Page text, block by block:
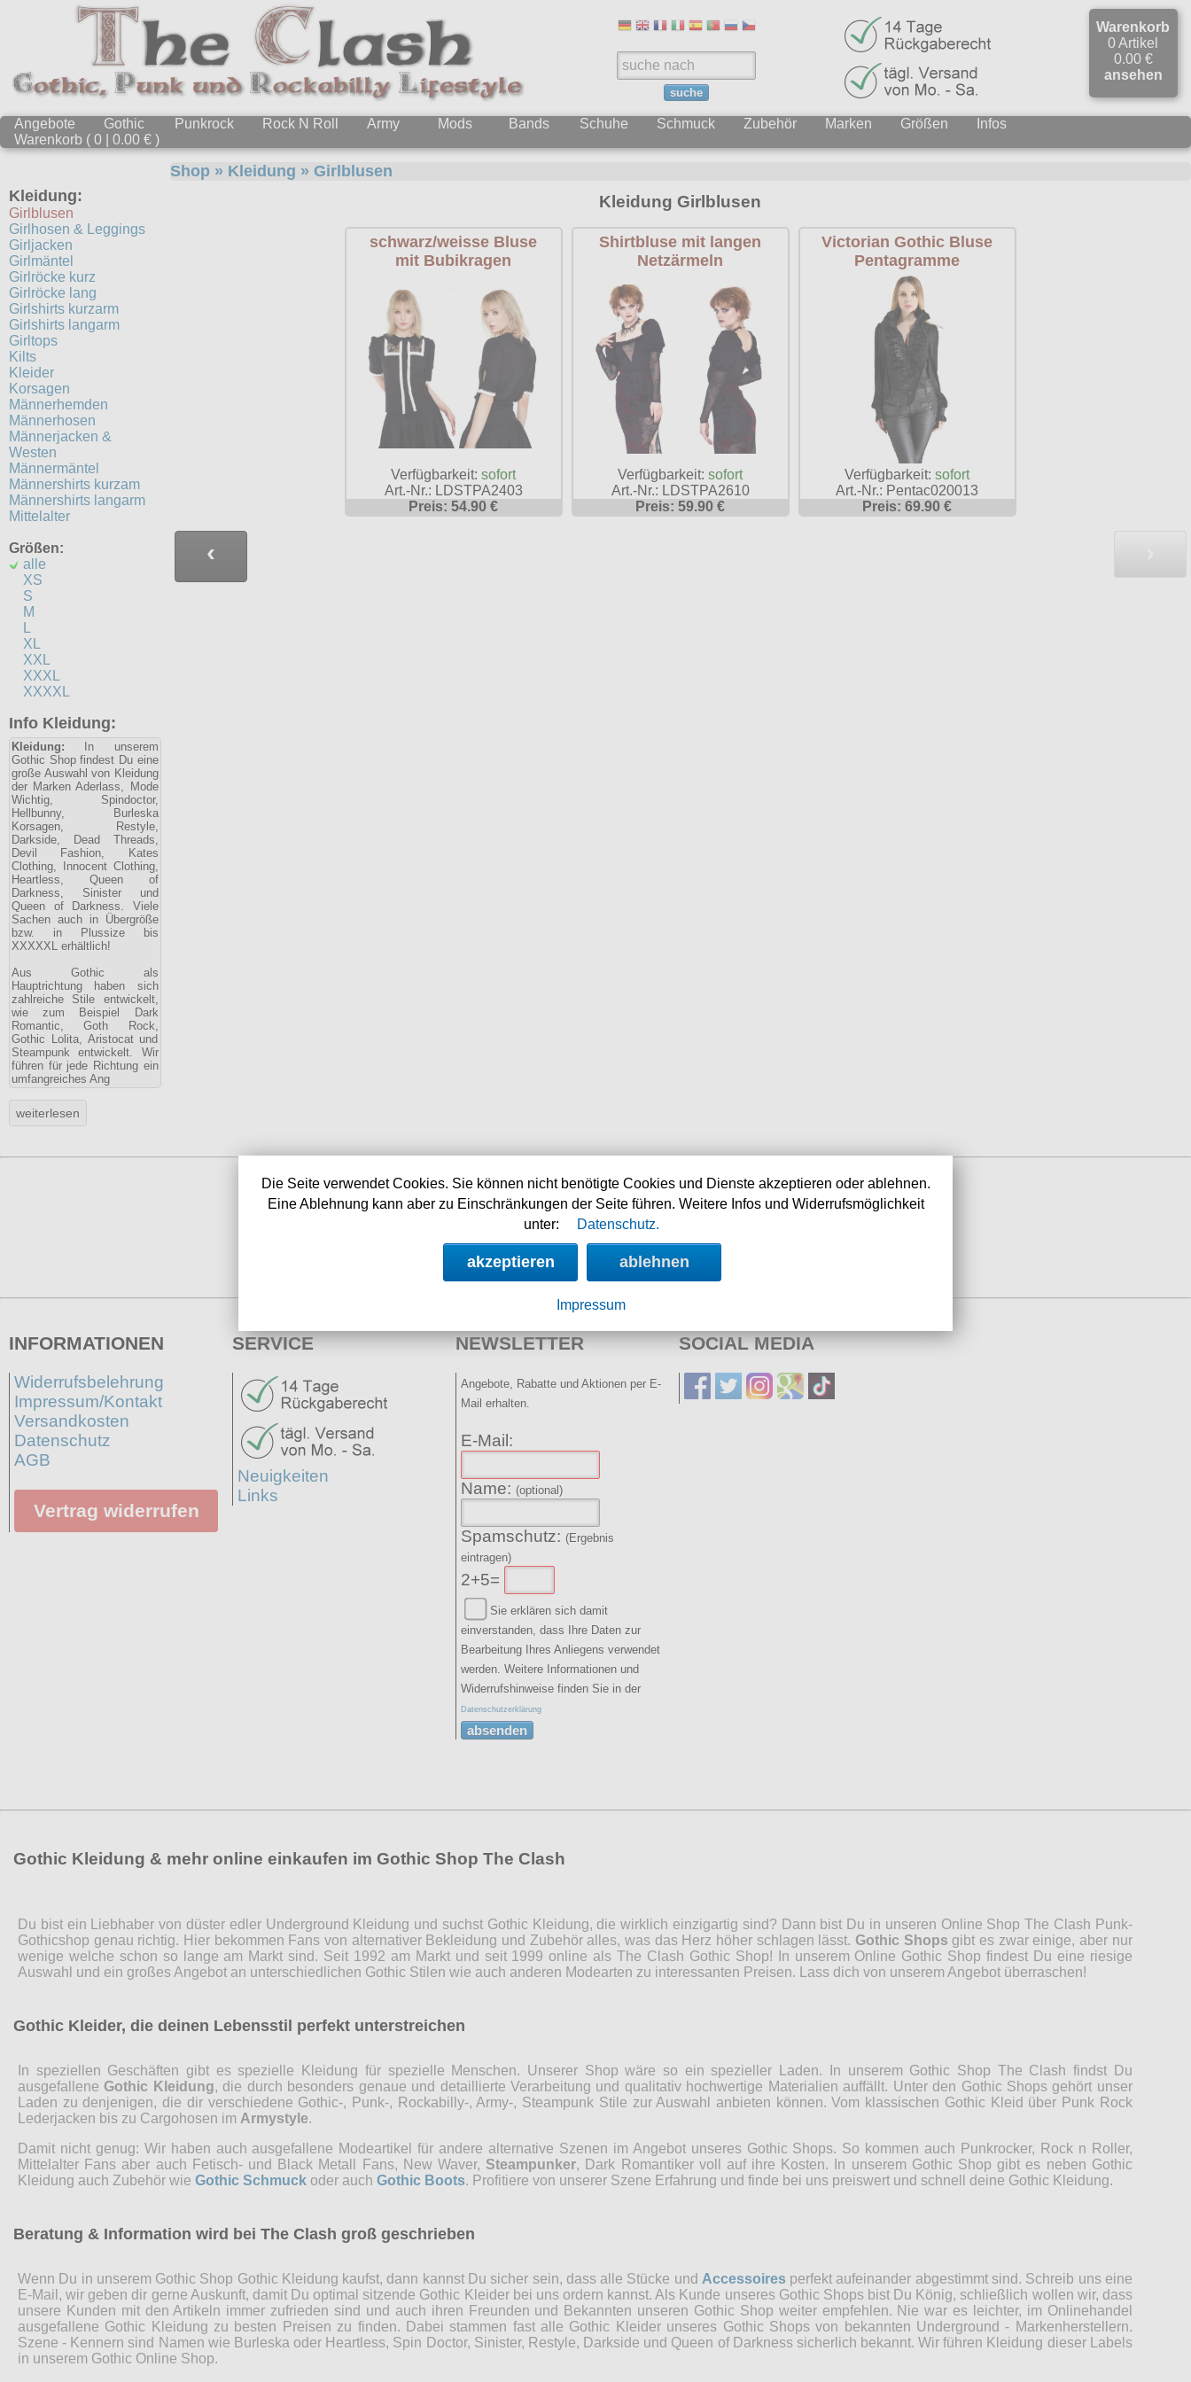
suche
Warenkorb
0 Artikel
0.00 €
ansehen
Angebote Gothic Punkrock Rock N Roll Army Mods Bands Schuhe Schmuck Zubehör Marken Größen
Infos
Warenkorb ( 0 | 0.00 € )
Kleidung:
Girlblusen
Girlhosen & Leggings
Girljacken
Girlmäntel
Girlröcke kurz
Girlröcke lang
Girlshirts kurzarm
Girlshirts langarm
Girltops
Kilts
Kleider
Korsagen
Männerhemden
Männerhosen
Männerjacken &
Westen
Männermäntel
Männershirts kurzam
Männershirts langarm
Mittelalter
Größen:
alle
XS
S
M
L
XL
XXL
XXXL
XXXXL
Info Kleidung:
Kleidung: In unserem
Gothic Shop findest Du eine
große Auswahl von Kleidung
der Marken Aderlass, Mode
Wichtig, Spindoctor,
Hellbunny, Burleska
Korsagen, Restyle,
Darkside, Dead Threads,
Devil Fashion, Kates
Clothing, Innocent Clothing,
Heartless, Queen of
Darkness, Sinister und
Queen of Darkness. Viele
Sachen auch in Übergröße
bzw. in Plussize bis
XXXXXL erhältlich!
Aus Gothic als
Hauptrichtung haben sich
zahlreiche Stile entwickelt,
wie zum Beispiel Dark
Romantic, Goth Rock,
Gothic Lolita, Aristocat und
Steampunk entwickelt. Wir
führen für jede Richtung ein
umfangreiches Ang
Shop » Kleidung » Girlblusen
Kleidung Girlblusen
schwarz/weisse Bluse
mit Bubikragen
Verfügbarkeit:sofort
Art.-Nr.: LDSTPA2403
Preis: 54.90 €
Shirtbluse mit langen
Netzärmeln
Verfügbarkeit:sofort
Art.-Nr.: LDSTPA2610
Preis: 59.90 €
Victorian Gothic Bluse
Pentagramme
Verfügbarkeit:sofort
Art.-Nr.: Pentac020013
Preis: 69.90 €
‹
Shop aktualisiert am:
08.08.2026
Nächste Auslieferung in:
23h 58m 21s
INFORMATIONEN
Widerrufsbelehrung
Impressum/Kontakt
Versandkosten
Datenschutz
AGB
Vertrag widerrufen
SERVICE
Neuigkeiten
Links
NEWSLETTER
Angebote, Rabatte und Aktionen per E-
Mail erhalten.
E-Mail:
Name: (optional)
Spamschutz: (Ergebnis
eintragen)
2+5=
Sie erklären sich damit
einverstanden, dass Ihre Daten zur
Bearbeitung Ihres Anliegens verwendet
werden. Weitere Informationen und
Widerrufshinweise finden Sie in der
Datenschutzerklärung
absenden
SOCIAL MEDIA
Gothic Kleidung & mehr online einkaufen im Gothic Shop The Clash
Du bist ein Liebhaber von düster edler Underground Kleidung und suchst Gothic Kleidung, die wirklich einzigartig sind? Dann bist Du in unseren Online Shop The Clash Punk-
Gothicshop genau richtig. Hier bekommen Fans von alternativer Bekleidung und Zubehör alles, was das Herz höher schlagen lässt. Gothic Shops gibt es zwar einige, aber nur
wenige welche schon so lange am Markt sind. Seit 1992 am Markt und seit 1999 online als The Clash Gothic Shop! In unserem Online Gothic Shop findest Du eine riesige
Auswahl und ein großes Angebot an unterschiedlichen Gothic Stilen wie auch anderen Modearten zu interessanten Preisen. Lass dich von unserem Angebot überraschen!
Gothic Kleider, die deinen Lebensstil perfekt unterstreichen
In speziellen Geschäften gibt es spezielle Kleidung für spezielle Menschen. Unserer Shop wäre so ein spezieller Laden. In unserem Gothic Shop The Clash findst Du
ausgefallene Gothic Kleidung, die durch besonders genaue und detaillierte Verarbeitung und qualitativ hochwertige Materialien auffällt. Unter den Gothic Shops gehört unser
Laden zu denjenigen, die dir verschiedene Gothic-, Punk-, Rockabilly-, Army-, Steampunk Stile zur Auswahl anbieten können. Vom klassischen Gothic Kleid über Punk Rock
Lederjacken bis zu Cargohosen im Armystyle.
Damit nicht genug: Wir haben auch ausgefallene Modeartikel für andere alternative Szenen im Angebot unseres Gothic Shops. So kommen auch Punkrocker, Rock n Roller,
Mittelalter Fans aber auch Fetisch- und Black Metall Fans, New Waver, Steampunker, Dark Romantiker voll auf ihre Kosten. In unserem Gothic Shop gibt es neben Gothic
Kleidung auch Zubehör wie Gothic Schmuck oder auch Gothic Boots. Profitiere von unserer Szene Erfahrung und finde bei uns preiswert und schnell deine Gothic Kleidung.
Beratung & Information wird bei The Clash groß geschrieben
Wenn Du in unserem Gothic Shop Gothic Kleidung kaufst, dann kannst Du sicher sein, dass alle Stücke und Accessoiresperfekt aufeinander abgestimmt sind. Schreib uns eine
E-Mail, wir geben dir gerne Auskunft, damit Du optimal sitzende Gothic Kleider bei uns ordern kannst. Als Kunde unseres Gothic Shops bist Du König, schließlich wollen wir, dass
unsere Kunden mit den Artikeln immer zufrieden sind und auch ihren Freunden und Bekannten unseren Gothic Shop weiter empfehlen. Nie war es leichter, im Onlinehandel
ausgefallene Gothic Kleidung zu besten Preisen zu finden. Dabei stammen fast alle Gothic Kleider unseres Gothic Shops von bekannten Underground - Markenherstellern.
Szene - Kennern sind Namen wie Burleska oder Heartless, Spin Doctor, Sinister, Restyle, Darkside und Queen of Darkness sicherlich bekannt. Wir führen Kleidung dieser Labels
in unserem Gothic Online Shop.
Die Seite verwendet Cookies. Sie können nicht benötigte Cookies und Dienste akzeptieren oder ablehnen.
Eine Ablehnung kann aber zu Einschränkungen der Seite führen. Weitere Infos und Widerrufsmöglichkeit
unter:
Datenschutz.
akzeptieren ablehnen
Impressum